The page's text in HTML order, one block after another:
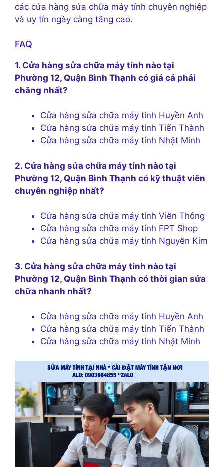
các cửa hàng sửa chữa máy tính chuyên nghiệp
và uy tín ngày càng tăng cao.
FAQ
1. Cửa hàng sửa chữa máy tính nào tại
Phường 12, Quận Bình Thạnh có giá cả phải
chăng nhất?
Cửa hàng sửa chữa máy tính Huyền Anh
Cửa hàng sửa chữa máy tính Tiến Thành
Cửa hàng sửa chữa máy tính Nhật Minh
2. Cửa hàng sửa chữa máy tính nào tại
Phường 12, Quận Bình Thạnh có kỹ thuật viên
chuyên nghiệp nhất?
Cửa hàng sửa chữa máy tính Viễn Thông
Cửa hàng sửa chữa máy tính FPT Shop
Cửa hàng sửa chữa máy tính Nguyễn Kim
3. Cửa hàng sửa chữa máy tính nào tại
Phường 12, Quận Bình Thạnh có thời gian sửa
chữa nhanh nhất?
Cửa hàng sửa chữa máy tính Huyền Anh
Cửa hàng sửa chữa máy tính Tiến Thành
Cửa hàng sửa chữa máy tính Nhật Minh